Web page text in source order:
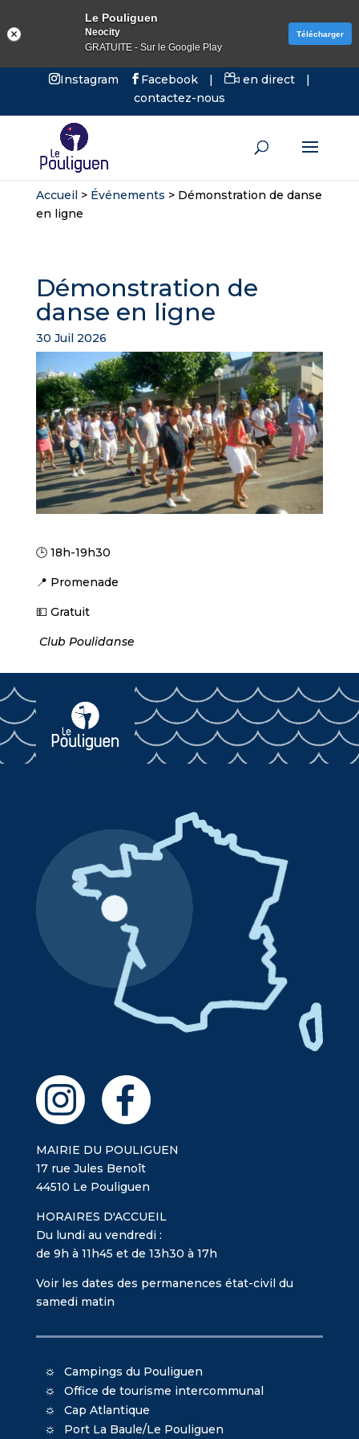
Instagram Facebook | en direct
|
contactez-nous
Accueil> Événements > Démonstration de danse
en ligne
Démonstration de
danse en ligne
30 Juil 2026
🕒 18h-19h30
📍 Promenade
💵 Gratuit
Club Poulidanse
MAIRIE DU POULIGUEN
17 rue Jules Benoît
44510 Le Pouliguen
HORAIRES D'ACCUEIL
Du lundi au vendredi :
de 9h à 11h45 et de 13h30 à 17h
Voir les dates des permanences état-civil du
samedi matin
Campings du Pouliguen
Office de tourisme intercommunal
Cap Atlantique
Port La Baule/Le Pouliguen
Le Pouliguen
Neocity
GRATUITE - Sur le Google Play
Télécharger